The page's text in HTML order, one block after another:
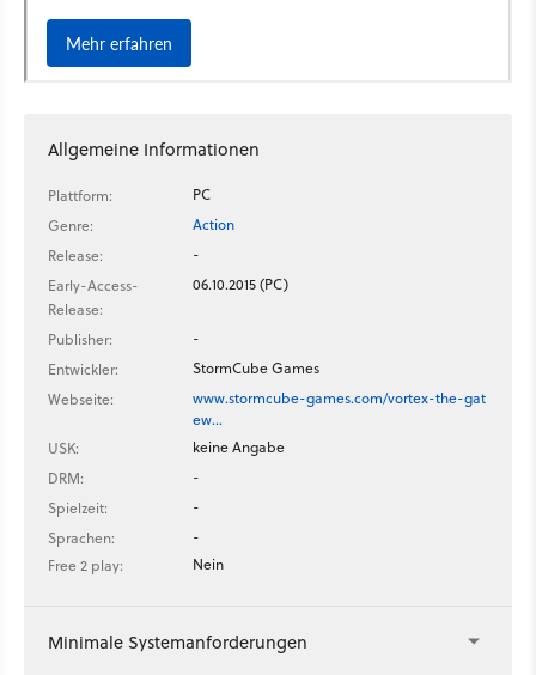
Allgemeine Informationen
Plattform:
PC
Genre:
Action
Release:
-
Early-Access-
Release:
06.10.2015 (PC)
Publisher:
-
Entwickler:
StormCube Games
Webseite:
www.stormcube-games.com/vortex-the-gat
ew…
USK:
keine Angabe
DRM:
-
Spielzeit:
-
Sprachen:
-
Free 2 play:
Nein
Minimale Systemanforderungen